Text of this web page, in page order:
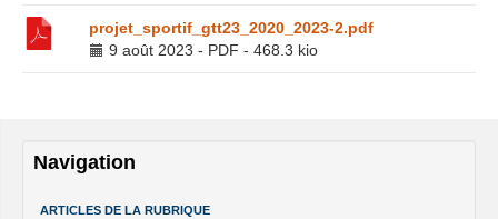
projet_sportif_gtt23_2020_2023-2.pdf
9 août 2023 - PDF - 468.3 kio
Navigation
ARTICLES DE LA RUBRIQUE